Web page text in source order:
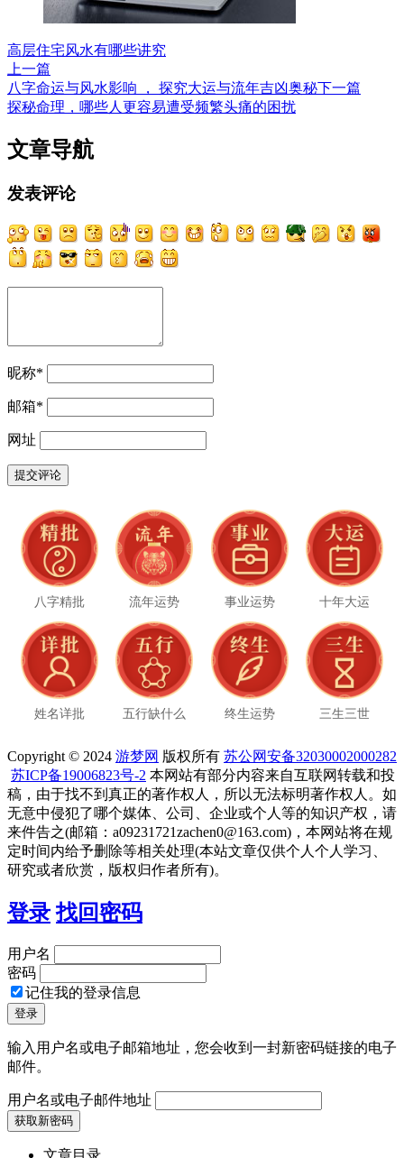
高层住宅风水有哪些讲究
上一篇
八字命运与风水影响 ， 探究大运与流年吉凶奥秘下一篇
探秘命理，哪些人更容易遭受频繁头痛的困扰
文章导航
发表评论
昵称*
邮箱*
网址
八字精批 流年运势 事业运势 十年大运
姓名详批 五行缺什么 终生运势 三生三世
Copyright © 2024 游梦网 版权所有 苏公网安备32030002000282
苏ICP备19006823号-2 本网站有部分内容来自互联网转载和投
稿，由于找不到真正的著作权人，所以无法标明著作权人。如
无意中侵犯了哪个媒体、公司、企业或个人等的知识产权，请
来件告之(邮箱：a09231721zachen0@163.com)，本网站将在规
定时间内给予删除等相关处理(本站文章仅供个人个人学习、
研究或者欣赏，版权归作者所有)。
登录 找回密码
用户名
密码
记住我的登录信息
输入用户名或电子邮箱地址，您会收到一封新密码链接的电子
邮件。
用户名或电子邮件地址
文章目录